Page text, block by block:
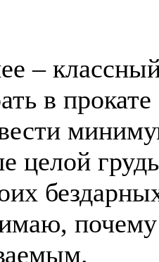
–
в
целой